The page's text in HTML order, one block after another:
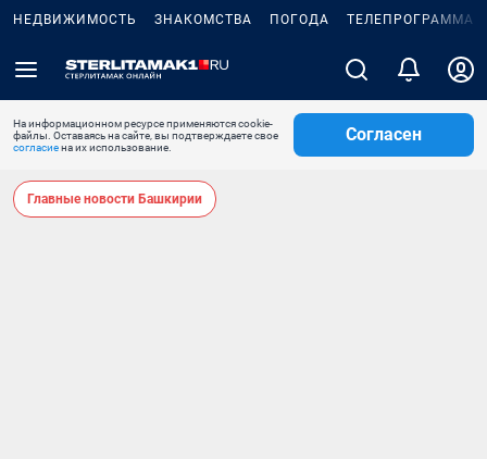
НЕДВИЖИМОСТЬ ЗНАКОМСТВА ПОГОДА ТЕЛЕПРОГРАММА
На информационном ресурсе применяются cookie-
файлы. Оставаясь на сайте, вы подтверждаете свое
согласиена их использование.
Согласен
Главные новости Башкирии